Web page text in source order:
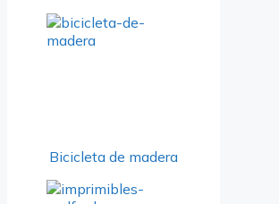
Bicicleta de madera